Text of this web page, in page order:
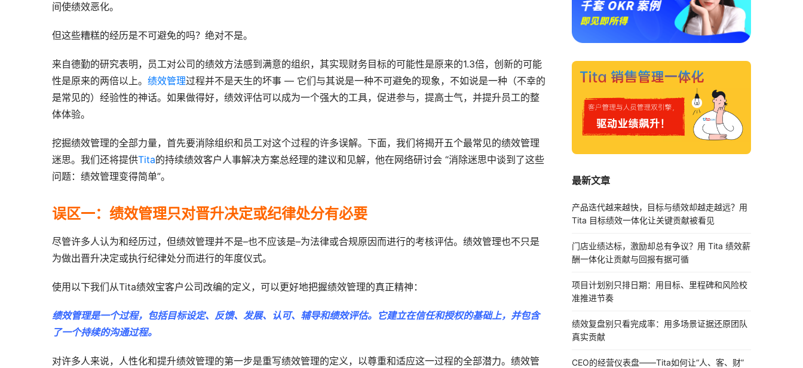
间使绩效恶化。
但这些糟糕的经历是不可避免的吗？绝对不是。
来自德勤的研究表明，员工对公司的绩效方法感到满意的组织，其实现财务目标的可能性是原来的1.3倍，创新的可能
性是原来的两倍以上。 绩效管理过程并不是天生的坏事 — 它们与其说是一种不可避免的现象，不如说是一种（不幸的
是常见的）经验性的神话。如果做得好，绩效评估可以成为一个强大的工具，促进参与，提高士气，并提升员工的整
体体验。
挖掘绩效管理的全部力量，首先要消除组织和员工对这个过程的许多误解。下面，我们将揭开五个最常见的绩效管理
迷思。我们还将提供Tita的持续绩效客户人事解决方案总经理的建议和见解，他在网络研讨会 “消除迷思中谈到了这些
问题：绩效管理变得简单”。
误区一：绩效管理只对晋升决定或纪律处分有必要
尽管许多人认为和经历过，但绩效管理并不是–也不应该是–为法律或合规原因而进行的考核评估。绩效管理也不只是
为做出晋升决定或执行纪律处分而进行的年度仪式。
使用以下我们从Tita绩效宝客户公司改编的定义，可以更好地把握绩效管理的真正精神：
绩效管理是一个过程，包括目标设定、反馈、发展、认可、辅导和绩效评估。它建立在信任和授权的基础上，并包含
了一个持续的沟通过程。
对许多人来说，人性化和提升绩效管理的第一步是重写绩效管理的定义，以尊重和适应这一过程的全部潜力。绩效管
最新文章
产品迭代越来越快，目标与绩效却越走越远？用
Tita 目标绩效一体化让关键贡献被看见
门店业绩达标，激励却总有争议？用 Tita 绩效薪
酬一体化让贡献与回报有据可循
项目计划别只排日期：用目标、里程碑和风险校
准推进节奏
绩效复盘别只看完成率：用多场景证据还原团队
真实贡献
CEO的经营仪表盘——Tita如何让“人、客、财”